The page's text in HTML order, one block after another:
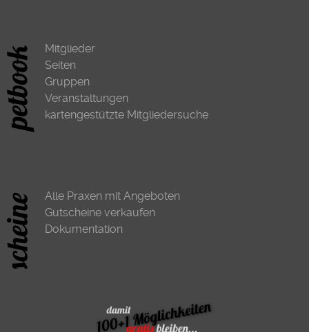
Mitglieder
Seiten
Gruppen
Veranstaltungen
kartengestützte Mitgliedersuche
Alle Praxen mit Angeboten
Gutscheine verkaufen
Dokumentation